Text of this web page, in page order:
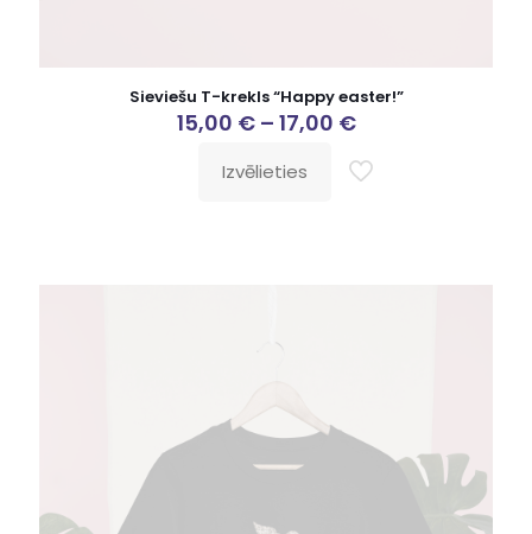
Sieviešu T-krekls “Happy easter!”
15,00 € – 17,00 €
Izvēlieties